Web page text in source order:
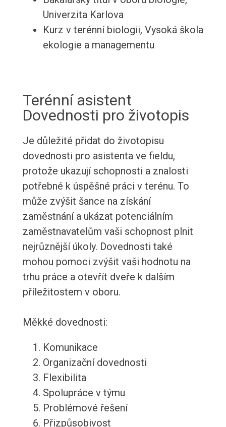
Univerzita Karlova
Kurz v terénní biologii, Vysoká škola
ekologie a managementu
Terénní asistent
Dovednosti pro životopis
Je důležité přidat do životopisu
dovednosti pro asistenta ve fieldu,
protože ukazují schopnosti a znalosti
potřebné k úspěšné práci v terénu. To
může zvýšit šance na získání
zaměstnání a ukázat potenciálním
zaměstnavatelům vaši schopnost plnit
nejrůznější úkoly. Dovednosti také
mohou pomoci zvýšit vaši hodnotu na
trhu práce a otevřít dveře k dalším
příležitostem v oboru.
Měkké dovednosti:
Komunikace
Organizační dovednosti
Flexibilita
Spolupráce v týmu
Problémové řešení
Přizpůsobivost